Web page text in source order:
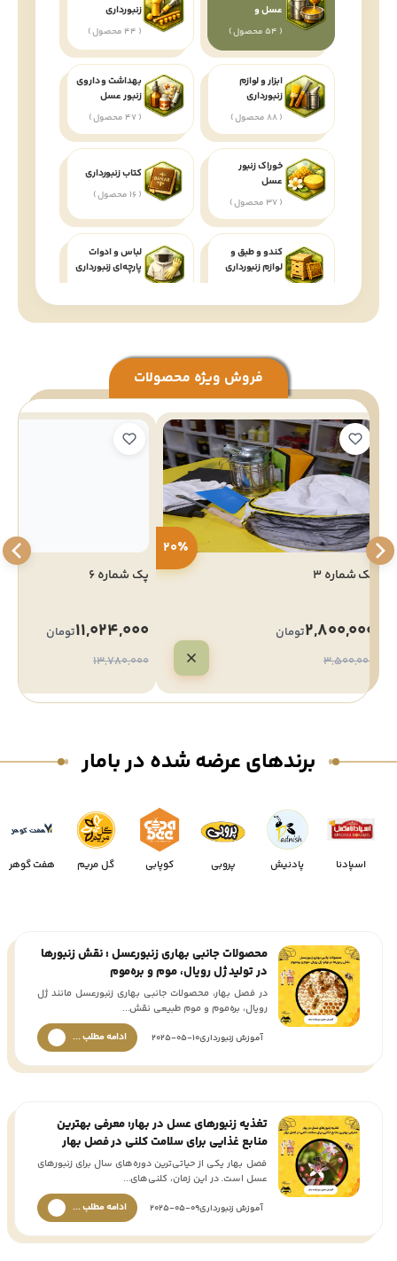
عسل و
بسته‌بندی( 54 محصول )
زنبورداری
( 44 محصول )
ابزار و لوازم
زنبورداری
( 88 محصول )
بهداشت و داروی
زنبور عسل
( 47 محصول )
خوراک زنبور
عسل
( 37 محصول )
کتاب زنبورداری
( 16 محصول )
کندو و طبق و
لوازم زنبورداری
لباس و ادوات
پارچه‌ای زنبورداری
زنبور عسل
( 22 محصول ) فروش ویژه محصولات
20٪
پک شماره 3
2,800,000تومان
3,500,000
پک شماره 6
11,024,000تومان
13,780,000
برندهای عرضه شده در بامار
اسپادنا پادنیش پروبی کوپابی گل مریم هفت گوهر
محصولات جانبی بهاری زنبورعسل : نقش زنبورها
در تولید ژل‌ رویال، موم و بره‌موم
در فصل بهار، محصولات جانبی بهاری زنبورعسل مانند ژل
رویال، بره‌موم و موم طبیعی نقش...
آموزش زنبورداری2025-05-10 ادامه مطلب ...
تغذیه زنبورهای عسل در بهار: معرفی بهترین
منابع غذایی برای سلامت کلنی در فصل بهار
فصل بهار یکی از حیاتی‌ترین دوره‌های سال برای زنبورهای
عسل است. در این زمان، کلنی‌های...
آموزش زنبورداری2025-05-09 ادامه مطلب ...